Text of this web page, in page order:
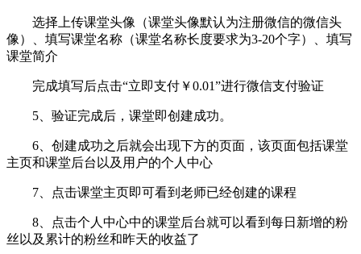
选择上传课堂头像（课堂头像默认为注册微信的微信头
像）、填写课堂名称（课堂名称长度要求为3-20个字）、填写
课堂简介
完成填写后点击“立即支付￥0.01”进行微信支付验证
5、验证完成后，课堂即创建成功。
6、创建成功之后就会出现下方的页面，该页面包括课堂
主页和课堂后台以及用户的个人中心
7、点击课堂主页即可看到老师已经创建的课程
8、点击个人中心中的课堂后台就可以看到每日新增的粉
丝以及累计的粉丝和昨天的收益了